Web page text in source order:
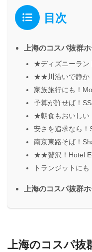
目次
上海のコスパ抜群
★ディズニーラン
★★川沿いで静か
家族旅行にも！
予算が許せば！
★朝食もおいしい
安さを追求なら
南京東路そば！
★★贅沢！Hotel
トランジットに
上海のコスパ抜群
上海のコスパ抜